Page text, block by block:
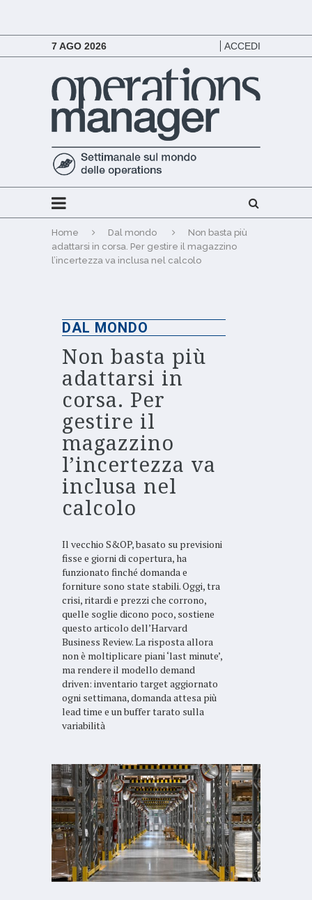
7 AGO 2026 ACCEDI
Home Dal mondo
Non basta più
adattarsi in corsa. Per gestire il magazzino
l’incertezza va inclusa nel calcolo
DAL MONDO
Non basta più
adattarsi in
corsa. Per
gestire il
magazzino
l’incertezza va
inclusa nel
calcolo
Il vecchio S&OP, basato su previsioni
fisse e giorni di copertura, ha
funzionato finché domanda e
forniture sono state stabili. Oggi, tra
crisi, ritardi e prezzi che corrono,
quelle soglie dicono poco, sostiene
questo articolo dell’Harvard
Business Review. La risposta allora
non è moltiplicare piani ‘last minute’,
ma rendere il modello demand
driven: inventario target aggiornato
ogni settimana, domanda attesa più
lead time e un buffer tarato sulla
variabilità